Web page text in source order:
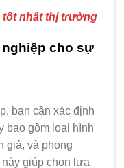
tốt nhất thị trường
cho sự
bạn cần xác định
bao gồm loại hình
giả, và phong
giúp chọn lựa